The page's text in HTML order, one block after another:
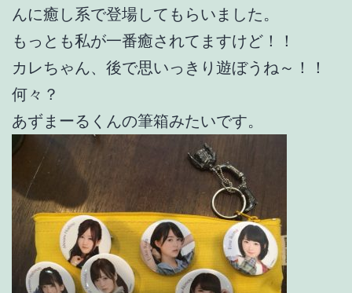
んに癒し系で登場してもらいました。
もっとも私が一番癒されてますけど！！
カレちゃん、後で思いっきり遊ぼうね～！！
何々？
あずまーるくんの筆箱みたいです。